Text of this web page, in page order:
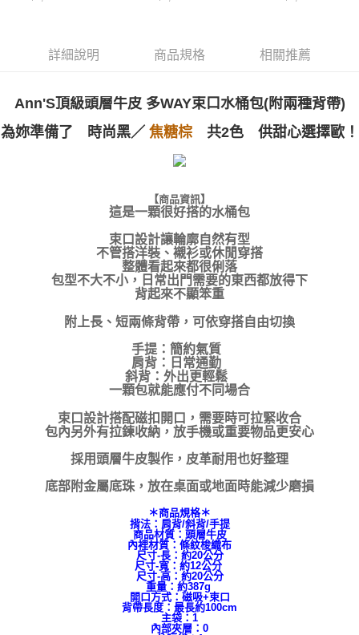
【注意事項】
權轉讓予恩沛科技股份有限公司。
２．關於個人資料處理事宜，請瀏覽以下網址：
https://aftee.tw/terms/#terms3
「AFTEE先享後付」，若未經同意申辦者引起之損失，本公司不負相關責
４．使用「AFTEE先享後付」時，將依據個別帳號之用戶狀況，依本公司即
時審查核予不同之上限額度；若仍有額度不足之情形，本公司將視審查結果
５．嚴禁一人註冊多個帳號或使用他人資訊註冊。若發現惡意使用之情形，
恩沛科技股份有限公司將有權停止該用戶之使用額度並採取法律行動。
7-11付款取貨
付款後7-11取貨
每筆NT$100，滿NT$999(含以上)免運費
國家/地區配送(非順豐配送，勿填寫順豐智能櫃地址)
國家/地區配送(限中國大陸地區)
詳細說明 商品規格 相關推薦
Ann'S頂級頭層牛皮 多WAY束口水桶包(附兩種背帶)
為妳準備了 時尚黑／ 焦糖棕共2色 供甜心選擇歐！
【商品資訊】
這是一顆很好搭的水桶包
束口設計讓輪廓自然有型
不管搭洋裝、襯衫或休閒穿搭
整體看起來都很俐落
包型不大不小，日常出門需要的東西都放得下
背起來不顯笨重
附上長、短兩條背帶，可依穿搭自由切換
手提：簡約氣質
肩背：日常通勤
斜背：外出更輕鬆
一顆包就能應付不同場合
束口設計搭配磁扣開口，需要時可拉緊收合
包內另外有拉鍊收納，放手機或重要物品更安心
採用頭層牛皮製作，皮革耐用也好整理
底部附金屬底珠，放在桌面或地面時能減少磨損
＊商品規格＊
揹法：肩背/斜背/手提
商品材質：頭層牛皮
內裡材質：條紋梭織布
尺寸-長：約20公分
尺寸-寬：約12公分
尺寸-高：約20公分
重量：約387g
開口方式：磁吸+束口
背帶長度：最長約100cm
主袋：1
內部夾層：0